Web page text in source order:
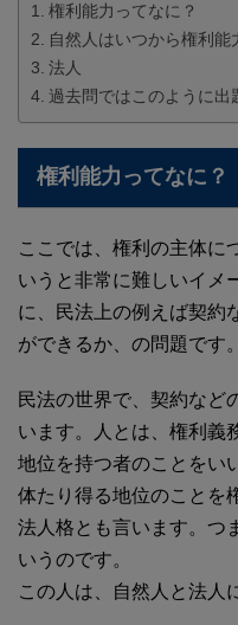
権利能力ってなに？
自然人はいつから権利能
法人
過去問ではこのように出
権利能力ってなに？
ここでは、権利の主体に
いうと非常に難しいイメ
に、民法上の例えば契約
ができるか、の問題です。
民法の世界で、契約など
います。人とは、権利義
地位を持つ者のことをい
体たり得る地位のことを
法人格とも言います。つ
いうのです。
この人は、自然人と法人